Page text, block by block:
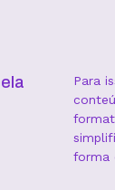
Para
forma